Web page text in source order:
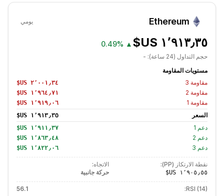
Ethereum يومي
▲
0.49%
حجم التداول (24 ساعة):
-
مستويات المقاومة
مقاومة 3
مقاومة 2
مقاومة 1
السعر
دعم 1
دعم 2
دعم 3
نقطة الارتكاز (PP):
الاتجاه:
حركة جانبية
RSI (14):
56.1